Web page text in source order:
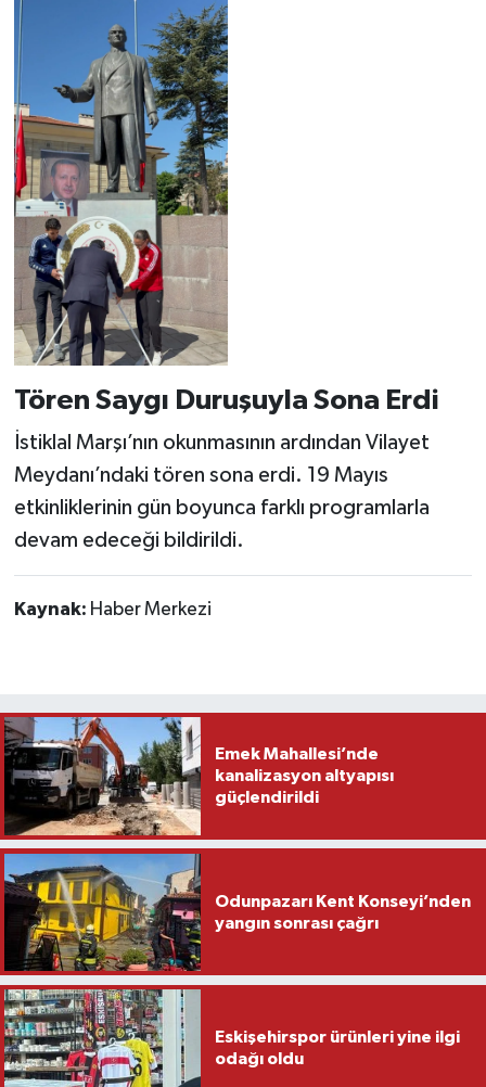
Tören Saygı Duruşuyla Sona Erdi
İstiklal Marşı’nın okunmasının ardından Vilayet
Meydanı’ndaki tören sona erdi. 19 Mayıs
etkinliklerinin gün boyunca farklı programlarla
devam edeceği bildirildi.
Kaynak: Haber Merkezi
Emek Mahallesi’nde
kanalizasyon altyapısı
güçlendirildi
Odunpazarı Kent Konseyi’nden
yangın sonrası çağrı
Eskişehirspor ürünleri yine ilgi
odağı oldu